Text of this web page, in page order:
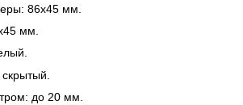
86x45 мм.
мм.
до 20 мм.